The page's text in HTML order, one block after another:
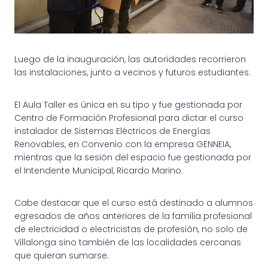
Luego de la inauguración, las autoridades recorrieron
las instalaciones, junto a vecinos y futuros estudiantes.
El Aula Taller es única en su tipo y fue gestionada por
Centro de Formación Profesional para dictar el curso
instalador de Sistemas Eléctricos de Energías
Renovables, en Convenio con la empresa GENNEIA,
mientras que la sesión del espacio fue gestionada por
el Intendente Municipal, Ricardo Marino.
Cabe destacar que el curso está destinado a alumnos
egresados de años anteriores de la familia profesional
de electricidad o electricistas de profesión, no solo de
Villalonga sino también de las localidades cercanas
que quieran sumarse.